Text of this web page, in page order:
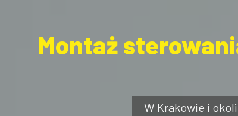
Montaż
W Krakowie i